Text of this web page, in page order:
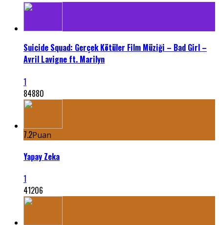
Suicide Squad: Gerçek Kötüler Film Müziği – Bad Girl –
Avril Lavigne ft. Marilyn
1
84880
7.2Puan
Yapay Zeka
1
41206